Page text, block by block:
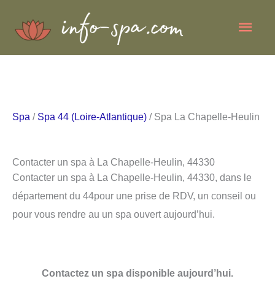
Spa / Spa 44 (Loire-Atlantique) / Spa La Chapelle-Heulin
Contacter un spa à La Chapelle-Heulin, 44330
Contacter un spa à La Chapelle-Heulin, 44330, dans le
département du 44pour une prise de RDV, un conseil ou
pour vous rendre au un spa ouvert aujourd’hui.
Contactez un spa disponible aujourd’hui.